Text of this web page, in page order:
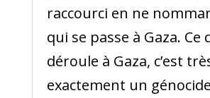
raccourci en ne
qui se passe à Gaza. Ce
déroule à Gaza, c’est
exactement un